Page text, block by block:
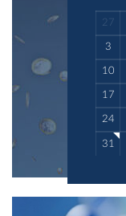
27
3
10
17
24
31